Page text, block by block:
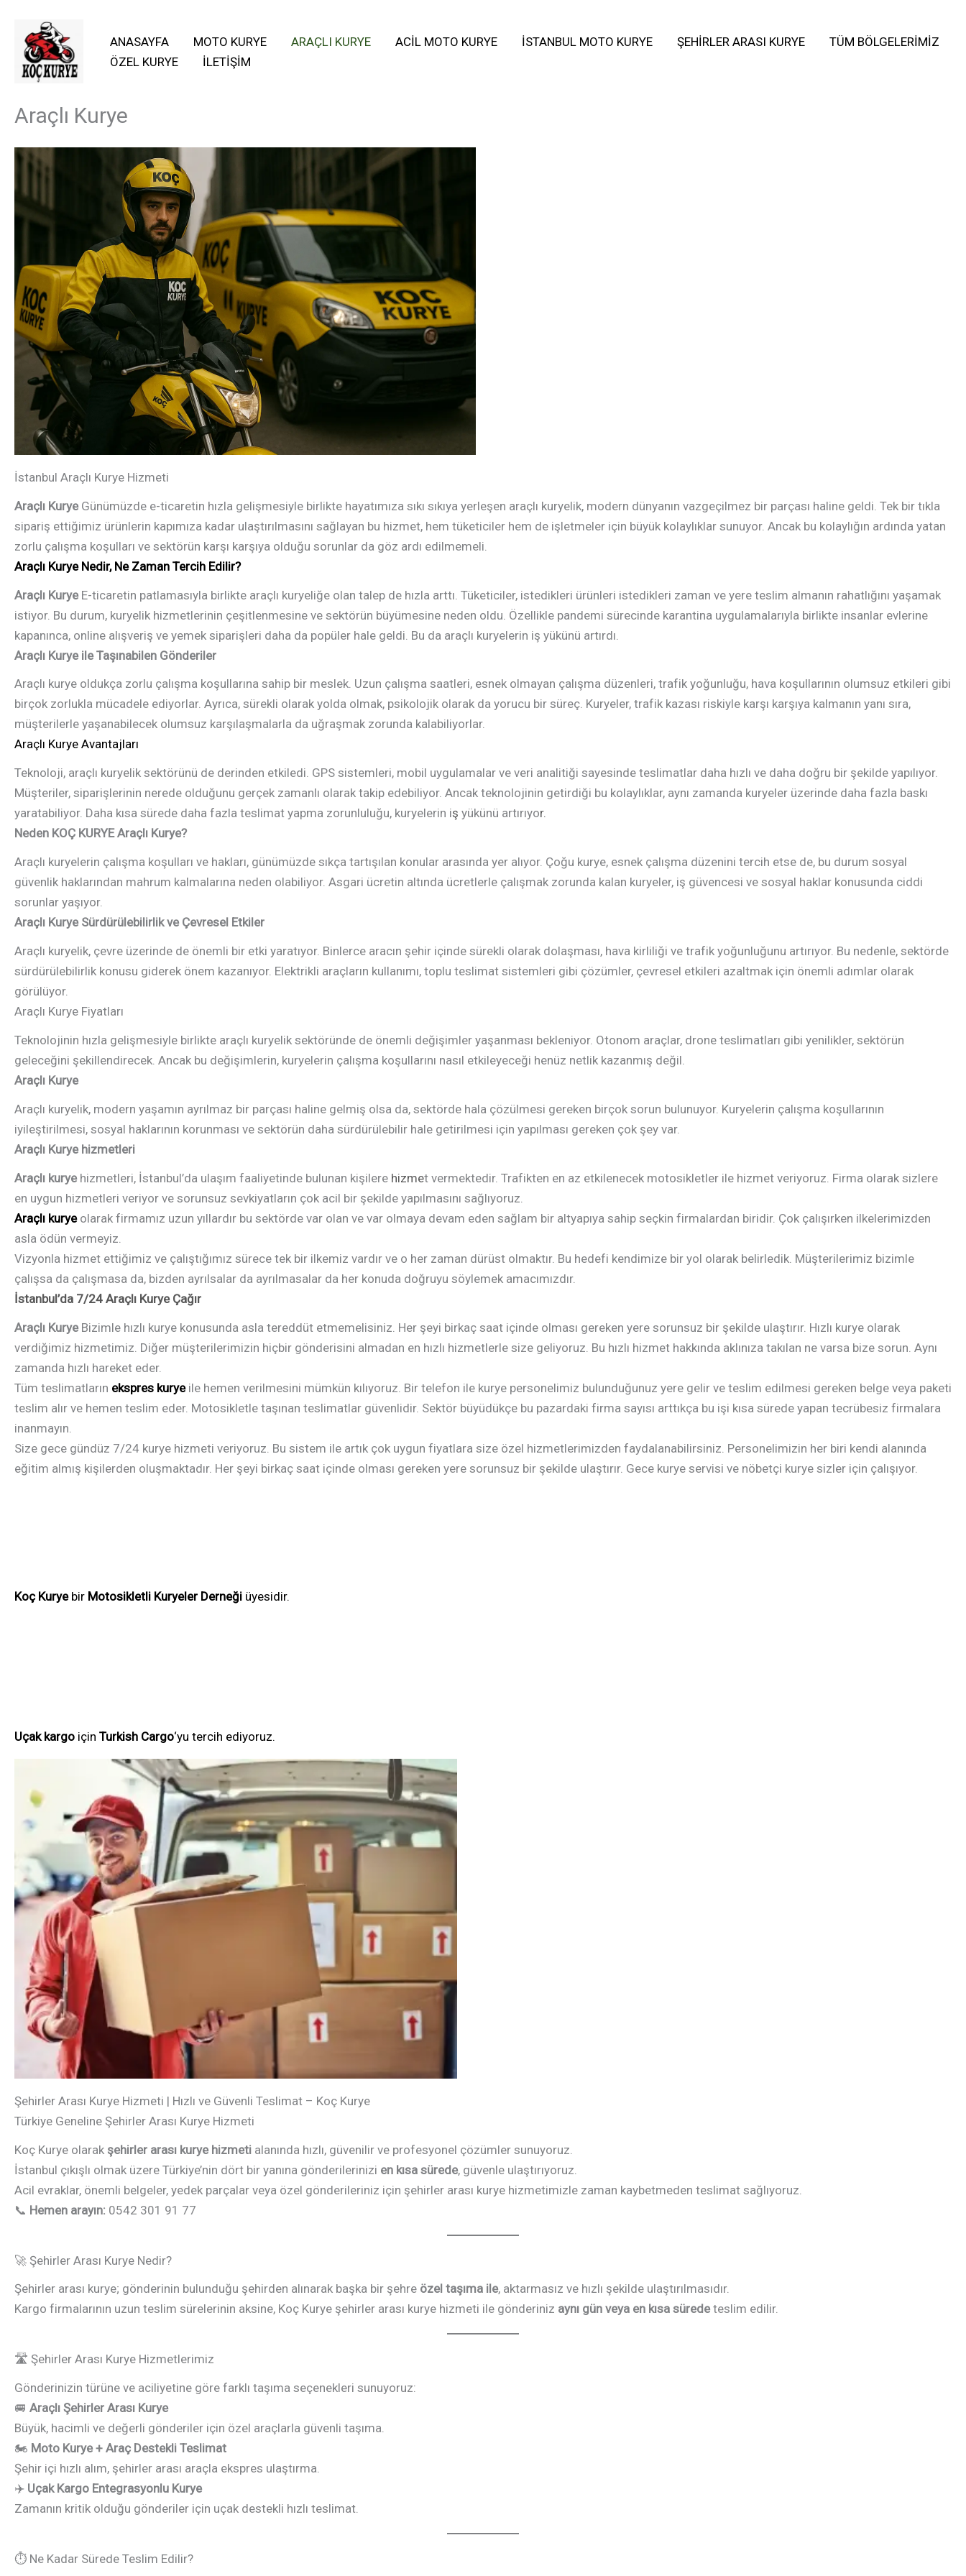
ANASAYFA MOTO KURYE ARAÇLI KURYE ACIL MOTO KURYE İSTANBUL MOTO KURYE ŞEHIRLER ARASI KURYE
TÜM BÖLGELERIMIZ
ÖZEL KURYE
İLETIŞIM
Araçlı Kurye
İstanbul Araçlı Kurye Hizmeti
Araçlı Kurye Günümüzde e-ticaretin hızla gelişmesiyle birlikte hayatımıza sıkı sıkıya yerleşen araçlı kuryelik, modern dünyanın vazgeçilmez bir parçası haline geldi. Tek bir tıkla
sipariş ettiğimiz ürünlerin kapımıza kadar ulaştırılmasını sağlayan bu hizmet, hem tüketiciler hem de işletmeler için büyük kolaylıklar sunuyor. Ancak bu kolaylığın ardında yatan
zorlu çalışma koşulları ve sektörün karşı karşıya olduğu sorunlar da göz ardı edilmemeli.
Araçlı Kurye Nedir, Ne Zaman Tercih Edilir?
Araçlı KuryeE-ticaretin patlamasıyla birlikte araçlı kuryeliğe olan talep de hızla arttı. Tüketiciler, istedikleri ürünleri istedikleri zaman ve yere teslim almanın rahatlığını yaşamak
istiyor. Bu durum, kuryelik hizmetlerinin çeşitlenmesine ve sektörün büyümesine neden oldu. Özellikle pandemi sürecinde karantina uygulamalarıyla birlikte insanlar evlerine
kapanınca, online alışveriş ve yemek siparişleri daha da popüler hale geldi. Bu da araçlı kuryelerin iş yükünü artırdı.
Araçlı Kurye ile Taşınabilen Gönderiler
Araçlı kurye oldukça zorlu çalışma koşullarına sahip bir meslek. Uzun çalışma saatleri, esnek olmayan çalışma düzenleri, trafik yoğunluğu, hava koşullarının olumsuz etkileri gibi
birçok zorlukla mücadele ediyorlar. Ayrıca, sürekli olarak yolda olmak, psikolojik olarak da yorucu bir süreç. Kuryeler, trafik kazası riskiyle karşı karşıya kalmanın yanı sıra,
müşterilerle yaşanabilecek olumsuz karşılaşmalarla da uğraşmak zorunda kalabiliyorlar.
Araçlı Kurye Avantajları
Teknoloji, araçlı kuryelik sektörünü de derinden etkiledi. GPS sistemleri, mobil uygulamalar ve veri analitiği sayesinde teslimatlar daha hızlı ve daha doğru bir şekilde yapılıyor.
Müşteriler, siparişlerinin nerede olduğunu gerçek zamanlı olarak takip edebiliyor. Ancak teknolojinin getirdiği bu kolaylıklar, aynı zamanda kuryeler üzerinde daha fazla baskı
yaratabiliyor. Daha kısa sürede daha fazla teslimat yapma zorunluluğu, kuryelerin iş yükünü artırıyor.
Neden KOÇ KURYE Araçlı Kurye?
Araçlı kuryelerin çalışma koşulları ve hakları, günümüzde sıkça tartışılan konular arasında yer alıyor. Çoğu kurye, esnek çalışma düzenini tercih etse de, bu durum sosyal
güvenlik haklarından mahrum kalmalarına neden olabiliyor. Asgari ücretin altında ücretlerle çalışmak zorunda kalan kuryeler, iş güvencesi ve sosyal haklar konusunda ciddi
sorunlar yaşıyor.
Araçlı Kurye Sürdürülebilirlik ve Çevresel Etkiler
Araçlı kuryelik, çevre üzerinde de önemli bir etki yaratıyor. Binlerce aracın şehir içinde sürekli olarak dolaşması, hava kirliliği ve trafik yoğunluğunu artırıyor. Bu nedenle, sektörde
sürdürülebilirlik konusu giderek önem kazanıyor. Elektrikli araçların kullanımı, toplu teslimat sistemleri gibi çözümler, çevresel etkileri azaltmak için önemli adımlar olarak
görülüyor.
Araçlı Kurye Fiyatları
Teknolojinin hızla gelişmesiyle birlikte araçlı kuryelik sektöründe de önemli değişimler yaşanması bekleniyor. Otonom araçlar, drone teslimatları gibi yenilikler, sektörün
geleceğini şekillendirecek. Ancak bu değişimlerin, kuryelerin çalışma koşullarını nasıl etkileyeceği henüz netlik kazanmış değil.
Araçlı Kurye
Araçlı kuryelik, modern yaşamın ayrılmaz bir parçası haline gelmiş olsa da, sektörde hala çözülmesi gereken birçok sorun bulunuyor. Kuryelerin çalışma koşullarının
iyileştirilmesi, sosyal haklarının korunması ve sektörün daha sürdürülebilir hale getirilmesi için yapılması gereken çok şey var.
Araçlı Kurye hizmetleri
Araçlı kuryehizmetleri, İstanbul’da ulaşım faaliyetinde bulunan kişilere hizmet vermektedir. Trafikten en az etkilenecek motosikletler ile hizmet veriyoruz. Firma olarak sizlere
en uygun hizmetleri veriyor ve sorunsuz sevkiyatların çok acil bir şekilde yapılmasını sağlıyoruz.
Araçlı kurye olarak firmamız uzun yıllardır bu sektörde var olan ve var olmaya devam eden sağlam bir altyapıya sahip seçkin firmalardan biridir. Çok çalışırken ilkelerimizden
asla ödün vermeyiz.
Vizyonla hizmet ettiğimiz ve çalıştığımız sürece tek bir ilkemiz vardır ve o her zaman dürüst olmaktır. Bu hedefi kendimize bir yol olarak belirledik. Müşterilerimiz bizimle
çalışsa da çalışmasa da, bizden ayrılsalar da ayrılmasalar da her konuda doğruyu söylemek amacımızdır.
İstanbul’da 7/24 Araçlı Kurye Çağır
Araçlı KuryeBizimle hızlı kurye konusunda asla tereddüt etmemelisiniz. Her şeyi birkaç saat içinde olması gereken yere sorunsuz bir şekilde ulaştırır. Hızlı kurye olarak
verdiğimiz hizmetimiz. Diğer müşterilerimizin hiçbir gönderisini almadan en hızlı hizmetlerle size geliyoruz. Bu hızlı hizmet hakkında aklınıza takılan ne varsa bize sorun. Aynı
zamanda hızlı hareket eder.
Tüm teslimatların ekspres kuryeile hemen verilmesini mümkün kılıyoruz. Bir telefon ile kurye personelimiz bulunduğunuz yere gelir ve teslim edilmesi gereken belge veya paketi
teslim alır ve hemen teslim eder. Motosikletle taşınan teslimatlar güvenlidir. Sektör büyüdükçe bu pazardaki firma sayısı arttıkça bu işi kısa sürede yapan tecrübesiz firmalara
inanmayın.
Size gece gündüz 7/24 kurye hizmeti veriyoruz. Bu sistem ile artık çok uygun fiyatlara size özel hizmetlerimizden faydalanabilirsiniz. Personelimizin her biri kendi alanında
eğitim almış kişilerden oluşmaktadır. Her şeyi birkaç saat içinde olması gereken yere sorunsuz bir şekilde ulaştırır. Gece kurye servisi ve nöbetçi kurye sizler için çalışıyor.
Koç Kuryebir Motosikletli Kuryeler Derneği üyesidir.
Uçak kargo için Turkish Cargo‘yu tercih ediyoruz.
Şehirler Arası Kurye Hizmeti | Hızlı ve Güvenli Teslimat – Koç Kurye
Türkiye Geneline Şehirler Arası Kurye Hizmeti
Koç Kurye olarak şehirler arası kurye hizmeti alanında hızlı, güvenilir ve profesyonel çözümler sunuyoruz.
İstanbul çıkışlı olmak üzere Türkiye’nin dört bir yanına gönderilerinizi en kısa sürede, güvenle ulaştırıyoruz.
Acil evraklar, önemli belgeler, yedek parçalar veya özel gönderileriniz için şehirler arası kurye hizmetimizle zaman kaybetmeden teslimat sağlıyoruz.
📞 Hemen arayın: 0542 301 91 77
🚀 Şehirler Arası Kurye Nedir?
Şehirler arası kurye; gönderinin bulunduğu şehirden alınarak başka bir şehre özel taşıma ile, aktarmasız ve hızlı şekilde ulaştırılmasıdır.
Kargo firmalarının uzun teslim sürelerinin aksine, Koç Kurye şehirler arası kurye hizmeti ile gönderiniz aynı gün veya en kısa süredeteslim edilir.
🛣️ Şehirler Arası Kurye Hizmetlerimiz
Gönderinizin türüne ve aciliyetine göre farklı taşıma seçenekleri sunuyoruz:
🚐 Araçlı Şehirler Arası Kurye
Büyük, hacimli ve değerli gönderiler için özel araçlarla güvenli taşıma.
🏍️ Moto Kurye + Araç Destekli Teslimat
Şehir içi hızlı alım, şehirler arası araçla ekspres ulaştırma.
✈️ Uçak Kargo Entegrasyonlu Kurye
Zamanın kritik olduğu gönderiler için uçak destekli hızlı teslimat.
⏱️ Ne Kadar Sürede Teslim Edilir?